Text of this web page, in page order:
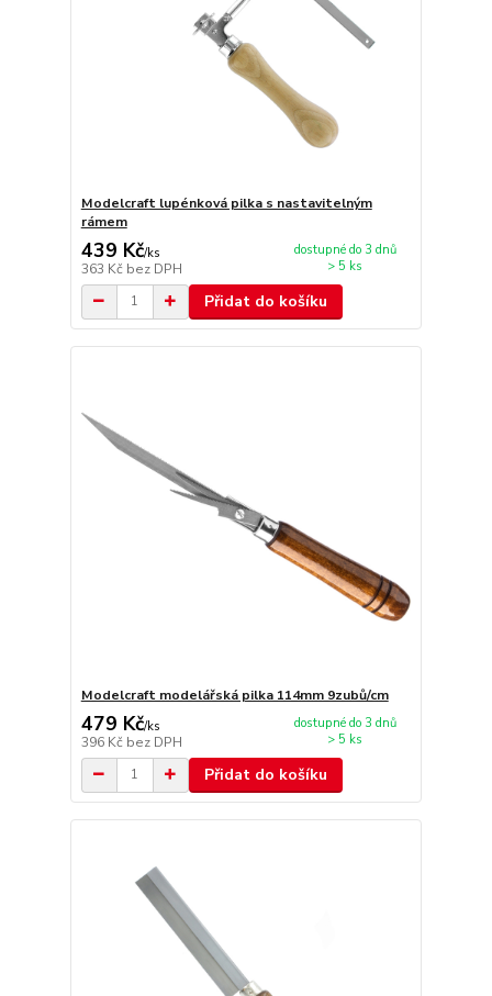
Modelcraft lupénková pilka s nastavitelným
rámem
439 Kč/ks
363 Kč bez DPH
dostupné do 3 dnů
> 5 ks
Přidat do košíku
Modelcraft modelářská pilka 114mm 9zubů/cm
479 Kč/ks
396 Kč bez DPH
dostupné do 3 dnů
> 5 ks
Přidat do košíku